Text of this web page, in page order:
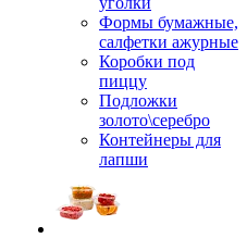
Формы бумажные,
салфетки ажурные
Коробки под
пиццу
Подложки
золото\серебро
Контейнеры для
лапши